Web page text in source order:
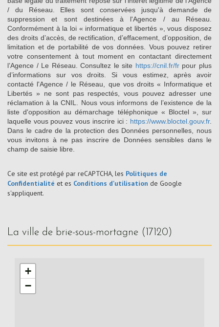
/ du Réseau. Elles sont conservées jusqu'à demande de
suppression et sont destinées à l'Agence / au Réseau.
Conformément à la loi « informatique et libertés », vous disposez
des droits d’accès, de rectification, d’effacement, d’opposition, de
limitation et de portabilité de vos données. Vous pouvez retirer
votre consentement à tout moment en contactant directement
l’Agence / Le Réseau. Consultez le site https://cnil.fr/frpour plus
d’informations sur vos droits. Si vous estimez, après avoir
contacté l'Agence / le Réseau, que vos droits « Informatique et
Libertés » ne sont pas respectés, vous pouvez adresser une
réclamation à la CNIL. Nous vous informons de l’existence de la
liste d'opposition au démarchage téléphonique « Bloctel », sur
laquelle vous pouvez vous inscrire ici : https://www.bloctel.gouv.fr.
Dans le cadre de la protection des Données personnelles, nous
vous invitons à ne pas inscrire de Données sensibles dans le
champ de saisie libre.
Ce site est protégé par reCAPTCHA, les Politiques de
Confidentialité et es Conditions d'utilisation de Google
s'appliquent.
la ville de brie-sous-mortagne (17120)
+
−